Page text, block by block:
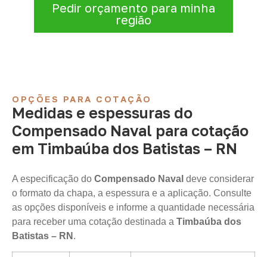
Pedir orçamento para minha
região
OPÇÕES PARA COTAÇÃO
Medidas e espessuras do
Compensado Naval para cotação
em Timbaúba dos Batistas – RN
A especificação do Compensado Naval deve considerar
o formato da chapa, a espessura e a aplicação. Consulte
as opções disponíveis e informe a quantidade necessária
para receber uma cotação destinada a Timbaúba dos
Batistas – RN .